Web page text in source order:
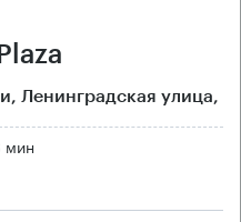
Ленинградская улица,
мин